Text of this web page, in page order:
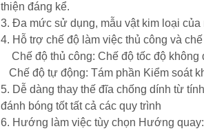
thiện đáng kể.
3. Đa mức sử dụng, mẫu vật kim loại của
4. Hỗ trợ chế độ làm việc thủ công và
Chế độ thủ công: Chế độ tốc độ
Chế độ tự động: Tám phần Kiểm soát
5. Dễ dàng thay thế đĩa chống dính từ
đánh bóng tốt tất cả các quy trình
6. Hướng làm việc tùy chọn Hướng